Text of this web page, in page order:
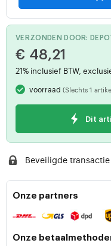
VERZONDEN DOOR:
€ 48,21
21% inclusief BTW,
voorraad(Slechts 1
Dit
Beveiligde transactie
Onze partners
Onze